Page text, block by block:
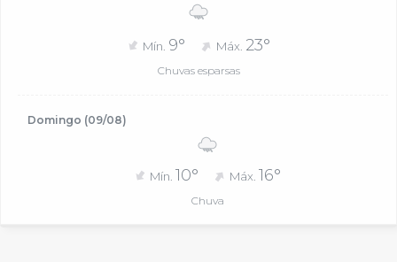
Mín. 9° Máx. 23°
Chuvas esparsas
Domingo (09/08)
Mín. 10° Máx. 16°
Chuva